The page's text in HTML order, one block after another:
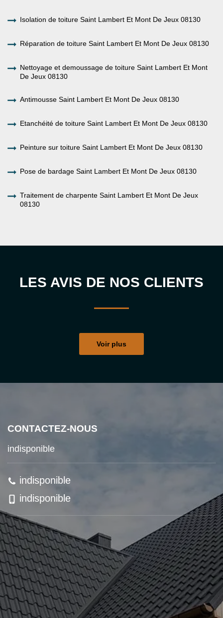
Isolation de toiture Saint Lambert Et Mont De Jeux 08130
Réparation de toiture Saint Lambert Et Mont De Jeux 08130
Nettoyage et demoussage de toiture Saint Lambert Et Mont
De Jeux 08130
Antimousse Saint Lambert Et Mont De Jeux 08130
Etanchéité de toiture Saint Lambert Et Mont De Jeux 08130
Peinture sur toiture Saint Lambert Et Mont De Jeux 08130
Pose de bardage Saint Lambert Et Mont De Jeux 08130
Traitement de charpente Saint Lambert Et Mont De Jeux
08130
LES AVIS DE NOS CLIENTS
Voir plus
CONTACTEZ-NOUS
indisponible
indisponible
indisponible